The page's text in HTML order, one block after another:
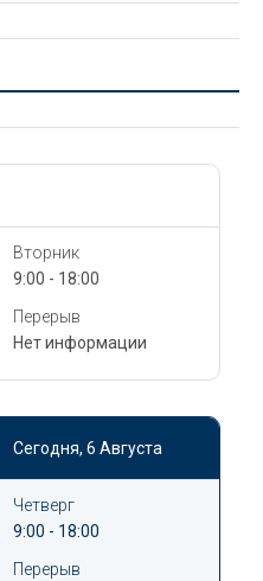
Вторник
9:00 - 18:00
Перерыв
Нет информации
Сегодня, 6 Августа
Четверг
9:00 - 18:00
Перерыв